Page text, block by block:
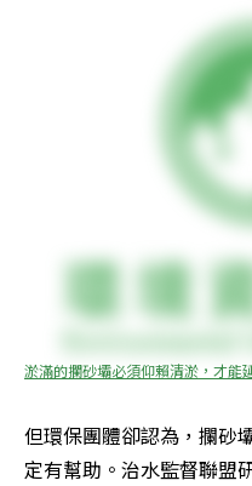
淤滿的攔砂壩必須仰賴清淤，才能
但環保團體卻認為，攔砂
定有幫助。治水監督聯盟